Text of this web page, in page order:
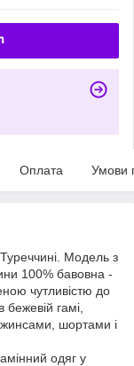
Оплата Умови
Модель з
100% бавовна -
чутливістю до
гамі,
шортами і
одяг у